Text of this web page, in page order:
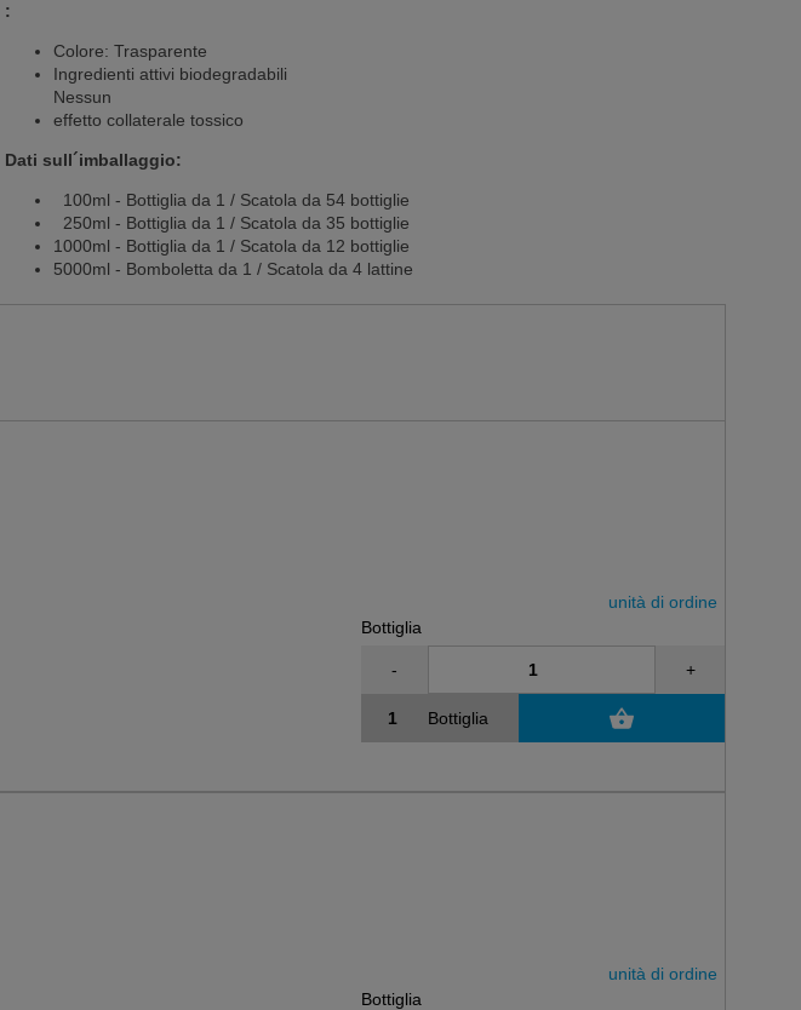
:
Colore: Trasparente
Ingredienti attivi biodegradabili
Nessun
effetto collaterale tossico
Dati sull´imballaggio:
100ml - Bottiglia da 1 / Scatola da 54 bottiglie
250ml - Bottiglia da 1 / Scatola da 35 bottiglie
1000ml - Bottiglia da 1 / Scatola da 12 bottiglie
5000ml - Bomboletta da 1 / Scatola da 4 lattine
unità di ordine
Bottiglia
- +
Bottiglia
unità di ordine
Bottiglia